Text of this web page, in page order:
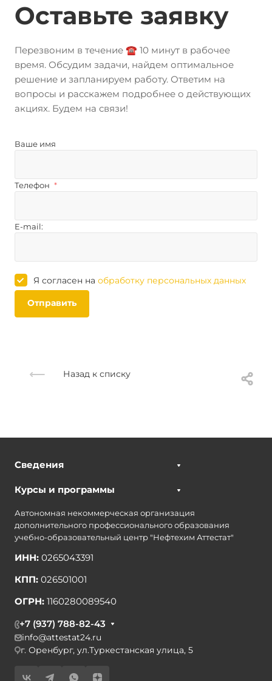
Оставьте заявку
Перезвоним в течение ☎️ 10 минут в рабочее
время. Обсудим задачи, найдем оптимальное
решение и запланируем работу. Ответим на
вопросы и расскажем подробнее о действующих
акциях. Будем на связи!
Ваше имя
Телефон *
E-mail:
Я согласен на обработку персональных данных
Отправить
Назад к списку
Сведения
Курсы и программы
Автономная некоммерческая организация
дополнительного профессионального образования
учебно-образовательный центр "Нефтехим Аттестат"
ИНН: 0265043391
КПП: 026501001
ОГРН: 1160280089540
+7 (937) 788-82-43
info@attestat24.ru
г. Оренбург, ул.Туркестанская улица, 5